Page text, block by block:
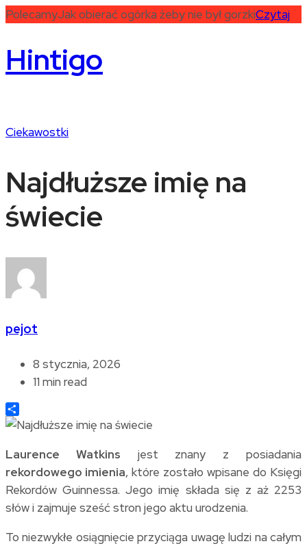
PolecamyJak obierać ogórka żeby nie był gorzkiCzytaj
Hintigo
Ciekawostki
Najdłuższe imię na
świecie
pejot
8 stycznia, 2026
11 min read
Share
Laurence Watkins jest znany z posiadania
rekordowego imienia, które zostało wpisane do Księgi
Rekordów Guinnessa. Jego imię składa się z aż 2253
słów i zajmuje sześć stron jego aktu urodzenia.
To niezwykłe osiągnięcie przyciąga uwagę ludzi na całym